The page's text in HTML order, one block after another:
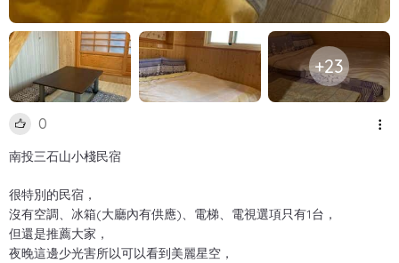
+23
0
南投三石山小棧民宿
很特別的民宿，
沒有空調、冰箱(大廳內有供應)、電梯、電視選項只有1台，
但還是推薦大家，
夜晚這邊少光害所以可以看到美麗星空，